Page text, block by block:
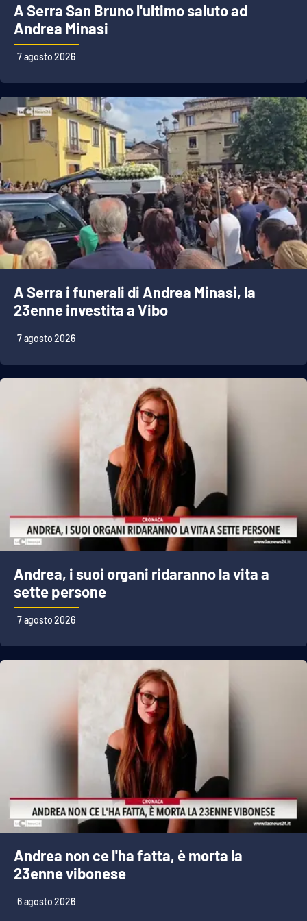
EDIZIONI
LOCALI
Catanzaro
Crotone
Vibo Valentia
Reggio Calabria
Cosenza
Lamezia Terme
PROGETTI
SPECIALI
Buona Sanità Calabria
Eventi
Storie
LAC
NETWORK
Lacplay.it
Lacitymag.it
Lacapitalenews.it
Cosenzachannel.it
Ilvibonese.it
Catanzarochannel.it
A Serra San Bruno l'ultimo saluto ad
Andrea Minasi
7 agosto 2026
A Serra i funerali di Andrea Minasi, la
23enne investita a Vibo
7 agosto 2026
Andrea, i suoi organi ridaranno la vita a
sette persone
7 agosto 2026
Andrea non ce l'ha fatta, è morta la
23enne vibonese
6 agosto 2026